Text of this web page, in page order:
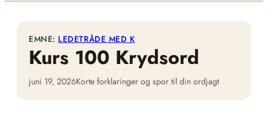
EMNE: LEDETRÅDE MED K
Kurs 100 Krydsord
juni 19, 2026Korte forklaringer og spor til din ordjagt